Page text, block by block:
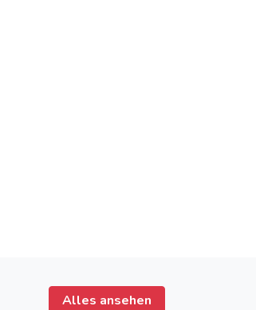
Alles ansehen